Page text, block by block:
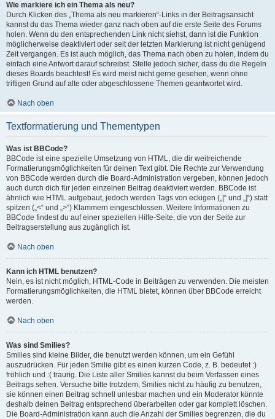
Wie markiere ich ein Thema als neu?
Durch Klicken des „Thema als neu markieren“-Links in der Beitragsansicht
kannst du das Thema wieder ganz nach oben auf die erste Seite des Forums
holen. Wenn du den entsprechenden Link nicht siehst, dann ist die Funktion
möglicherweise deaktiviert oder seit der letzten Markierung ist nicht genügend
Zeit vergangen. Es ist auch möglich, das Thema nach oben zu holen, indem du
einfach eine Antwort darauf schreibst. Stelle jedoch sicher, dass du die Regeln
dieses Boards beachtest! Es wird meist nicht gerne gesehen, wenn ohne
triftigen Grund auf alte oder abgeschlossene Themen geantwortet wird.
Nach oben
Textformatierung und Thementypen
Was ist BBCode?
BBCode ist eine spezielle Umsetzung von HTML, die dir weitreichende
Formatierungsmöglichkeiten für deinen Text gibt. Die Rechte zur Verwendung
von BBCode werden durch die Board-Administration vergeben, können jedoch
auch durch dich für jeden einzelnen Beitrag deaktiviert werden. BBCode ist
ähnlich wie HTML aufgebaut, jedoch werden Tags von eckigen („[“ und „]“) statt
spitzen („<“ und „>“) Klammern eingeschlossen. Weitere Informationen zu
BBCode findest du auf einer speziellen Hilfe-Seite, die von der Seite zur
Beitragserstellung aus zugänglich ist.
Nach oben
Kann ich HTML benutzen?
Nein, es ist nicht möglich, HTML-Code in Beiträgen zu verwenden. Die meisten
Formatierungsmöglichkeiten, die HTML bietet, können über BBCode erreicht
werden.
Nach oben
Was sind Smilies?
Smilies sind kleine Bilder, die benutzt werden können, um ein Gefühl
auszudrücken. Für jeden Smilie gibt es einen kurzen Code, z. B. bedeutet :)
fröhlich und :( traurig. Die Liste aller Smilies kannst du beim Verfassen eines
Beitrags sehen. Versuche bitte trotzdem, Smilies nicht zu häufig zu benutzen,
sie können einen Beitrag schnell unlesbar machen und ein Moderator könnte
deshalb deinen Beitrag entsprechend überarbeiten oder gar komplett löschen.
Die Board-Administration kann auch die Anzahl der Smilies begrenzen, die du